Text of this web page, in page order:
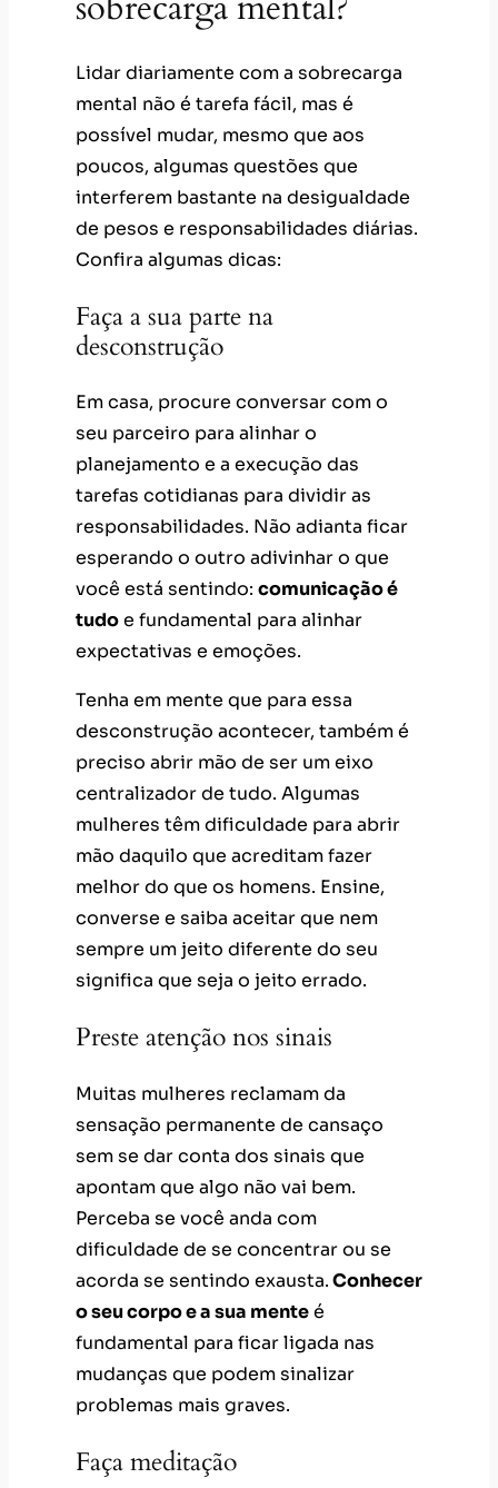
interferem bastante na desigualdade
Confira algumas dicas:
Faça a sua parte na
desconstrução
Em casa, procure conversar com o
seu parceiro para alinhar o
tarefas cotidianas para dividir as
responsabilidades. Não adianta ficar
você está sentindo:comunicação é
tudoe fundamental para alinhar
expectativas e emoções.
Tenha em mente que para essa
desconstrução acontecer, também é
preciso abrir mão de ser um eixo
centralizador de tudo. Algumas
mulheres têm dificuldade para abrir
melhor do que os homens. Ensine,
converse e saiba aceitar que nem
sempre um jeito diferente do seu
significa que seja o jeito errado.
Preste atenção nos sinais
Muitas mulheres reclamam da
sensação permanente de cansaço
sem se dar conta dos sinais que
Perceba se você anda com
acorda se sentindo exausta.Conhecer
o seu corpo e a sua menteé
fundamental para ficar ligada nas
mudanças que podem sinalizar
problemas mais graves.
Faça meditação
Técnicas de meditação e mindfulness
também são uma forma de relaxar.
Muitas pessoas têm dificuldade para
meditações guiadas